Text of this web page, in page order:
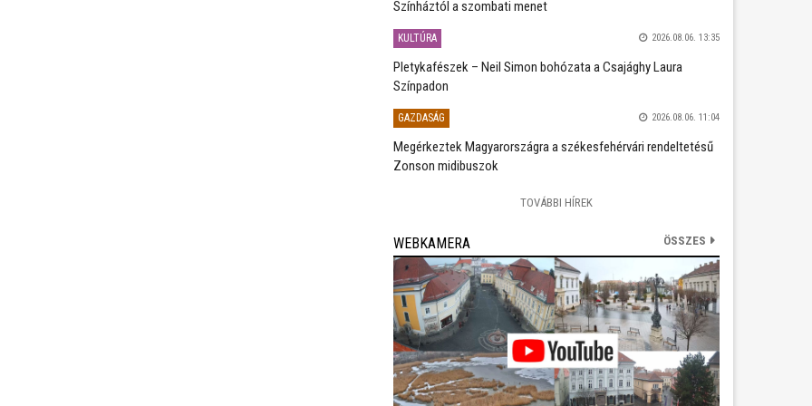
Színháztól a szombati menet
KULTÚRA 2026.08.06. 13:35
Pletykafészek – Neil Simon bohózata a Csajághy Laura
Színpadon
GAZDASÁG 2026.08.06. 11:04
Megérkeztek Magyarországra a székesfehérvári rendeltetésű
Zonson midibuszok
TOVÁBBI HÍREK
WEBKAMERA ÖSSZES